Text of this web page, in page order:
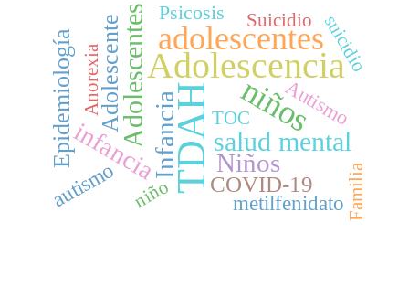
TDAH
Adolescencia
niños
adolescentes
Adolescentes salud mental
Infancia Niños
infancia
EpidemiologíaAdolescente
COVID-19
autismo metilfenidato
Autismo
Psicosis
TOC
Familia
suicidio
Anorexia
niño
Suicidio